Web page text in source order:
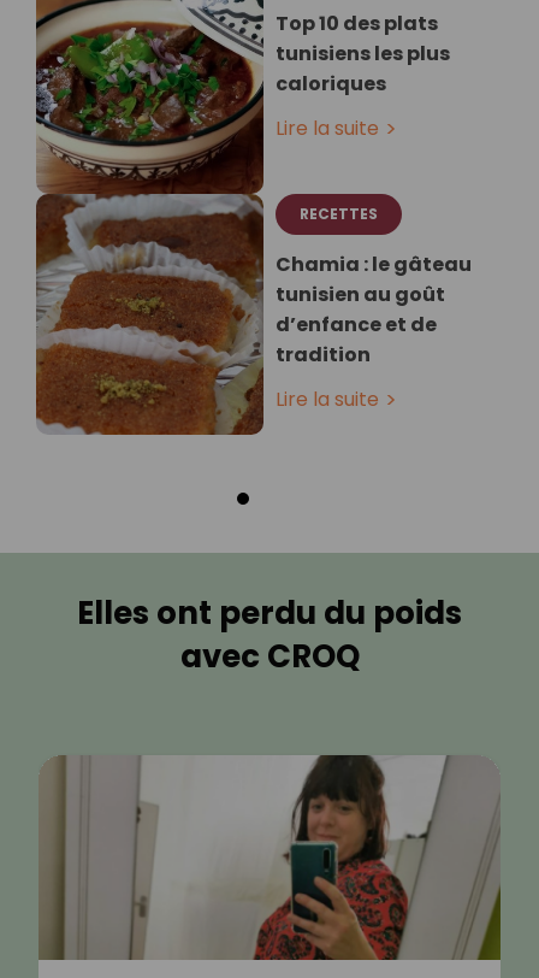
Top 10 des plats
tunisiens les plus
caloriques
Lire la suite
RECETTES
Chamia : le gâteau
tunisien au goût
d’enfance et de
tradition
Lire la suite
Elles ont perdu du poids
avec CROQ